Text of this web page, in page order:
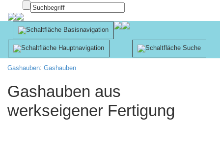
Innsbruck
Apotheke
Gashauben: Gashauben
Gashauben aus
werkseigener Fertigung